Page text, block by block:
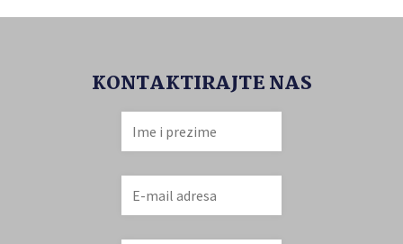
KONTAKTIRAJTE NAS